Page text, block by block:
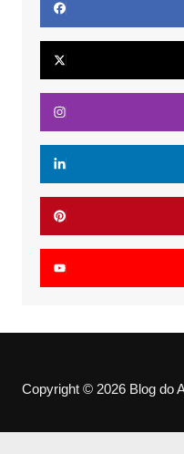
Copyright © 2026 Blog do